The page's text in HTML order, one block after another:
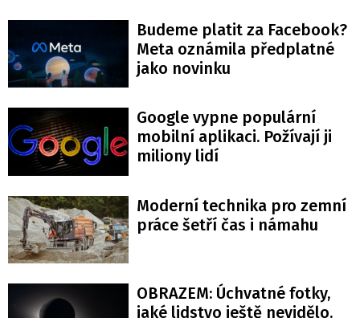
Budeme platit za Facebook?
Meta oznámila předplatné
jako novinku
Google vypne populární
mobilní aplikaci. Požívají ji
miliony lidí
Moderní technika pro zemní
práce šetří čas i námahu
OBRAZEM: Úchvatné fotky,
jaké lidstvo ještě nevidělo.